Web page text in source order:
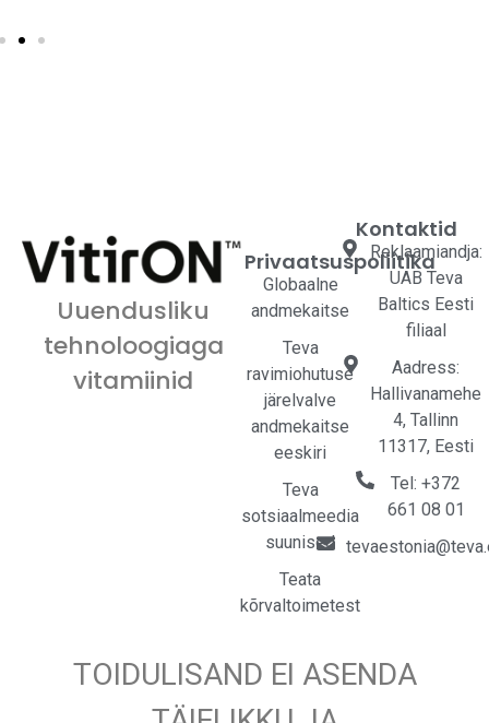
Uuendusliku
tehnoloogiaga
vitamiinid
Privaatsuspoliitika
Globaalne
andmekaitse
Teva
ravimiohutuse
järelvalve
andmekaitse
eeskiri
Teva
sotsiaalmeedia
suunised
Teata
kõrvaltoimetest
Kontaktid
Reklaamiandja:
UAB Teva
Baltics Eesti
filiaal
Aadress:
Hallivanamehe
4, Tallinn
11317, Eesti
Tel: +372
661 08 01
TOIDULISAND EI ASENDA